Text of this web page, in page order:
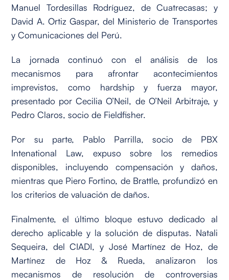
Manuel Tordesillas Rodríguez, de Cuatrecasas; y
David A. Ortiz Gaspar, del Ministerio de Transportes
y Comunicaciones del Perú.
La jornada continuó con el análisis de los
mecanismos para afrontar acontecimientos
imprevistos, como hardship y fuerza mayor,
presentado por Cecilia O’Neil, de O’Neil Arbitraje, y
Pedro Claros, socio de Fieldfisher.
Por su parte, Pablo Parrilla, socio de PBX
Intenational Law, expuso sobre los remedios
disponibles, incluyendo compensación y daños,
mientras que Piero Fortino, de Brattle, profundizó en
los criterios de valuación de daños.
Finalmente, el último bloque estuvo dedicado al
derecho aplicable y la solución de disputas. Natali
Sequeira, del CIADI, y José Martínez de Hoz, de
Martínez de Hoz & Rueda, analizaron los
mecanismos de resolución de controversias